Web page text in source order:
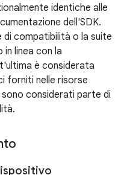
identiche alle
dell'SDK.
di compatibilità o la suite
linea con la
è considerata
forniti nelle risorse
considerati parte di